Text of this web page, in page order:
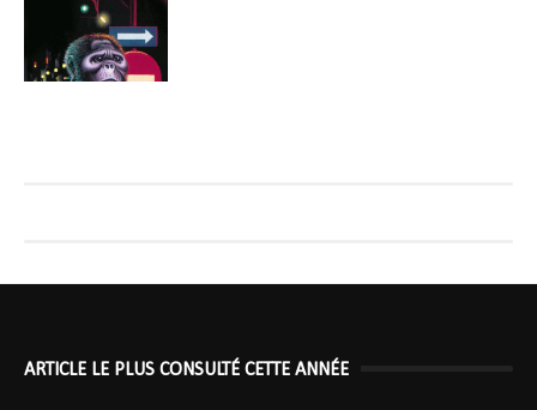
ARTICLE LE PLUS CONSULTÉ CETTE ANNÉE